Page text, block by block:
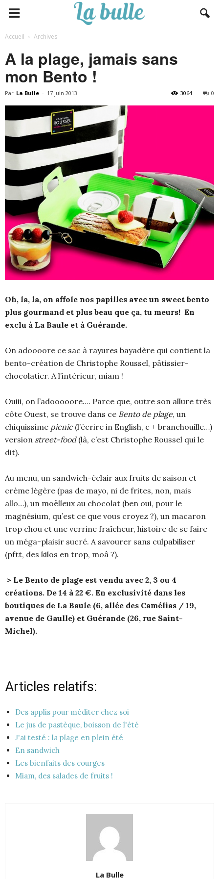
Accueil Archives
A la plage, jamais sans
mon Bento !
Par La Bulle - 17 juin 2013 0
3064
Oh, la, la, on affole nos papilles avec un sweet bento
plus gourmand et plus beau que ça, tu meurs! En
exclu à La Baule et à Guérande.
On adoooore ce sac à rayures bayadère qui contient la
bento-création de Christophe Roussel, pâtissier-
chocolatier. A l’intérieur, miam !
Ouiii, on l’adooooore…. Parce que, outre son allure très
côte Ouest, se trouve dans ce Bento de plage, un
chiquissime picnic(l’écrire in English, c + branchouille…)
version street-food(là, c’est Christophe Roussel qui le
dit).
Au menu, un sandwich-éclair aux fruits de saison et
crème légère (pas de mayo, ni de frites, non, mais
allo…), un moëlleux au chocolat (ben oui, pour le
magnésium, qu’est ce que vous croyez ?), un macaron
trop chou et une verrine fraîcheur, histoire de se faire
un méga-plaisir sucré. A savourer sans culpabiliser
(pftt, des kilos en trop, moâ ?).
> Le Bento de plage est vendu avec 2, 3 ou 4
créations. De 14 à 22 €. En exclusivité dans les
boutiques de La Baule (6, allée des Camélias / 19,
avenue de Gaulle) et Guérande (26, rue Saint-
Michel).
Articles relatifs:
Des applis pour méditer chez soi
Le jus de pastèque, boisson de l'été
J'ai testé : la plage en plein été
En sandwich
Les bienfaits des courges
Miam, des salades de fruits !
La Bulle